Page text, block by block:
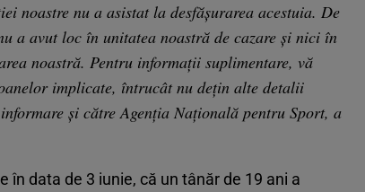
noastre nu a asistat la desfășurarea acestuia. De
a avut loc în unitatea noastră de cazare și nici în
noastră. Pentru informații suplimentare, vă
implicate, întrucât nu dețin alte detalii
și către Agenția Națională pentru Sport, a
data de 3 iunie, că un tânăr de 19 ani a